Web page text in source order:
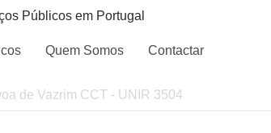
Públicos em Portugal
Quem Somos Contactar
de Vazrim CCT - UNIR 3504